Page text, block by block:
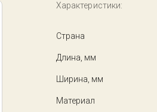
Характеристики:
Страна
Длина, мм
Ширина, мм
Материал